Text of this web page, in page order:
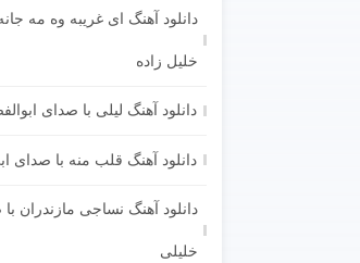
دانلود آهنگ ای غریبه وه مه
خلیل زاده
دانلود آهنگ لیلی با صدای
دانلود آهنگ قلب منه با صدای
دانلود آهنگ نساجی مازندران
خلیلی